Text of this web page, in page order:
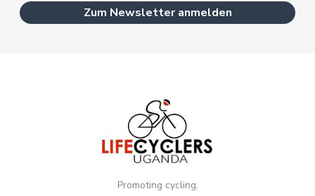
Promoting cycling.